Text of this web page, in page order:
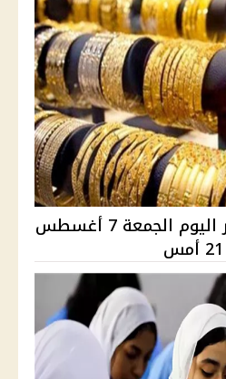
سعر الذهب في مصر اليوم الجمعة 7 أغسطس